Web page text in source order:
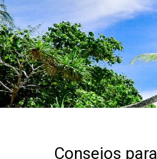
Consejos